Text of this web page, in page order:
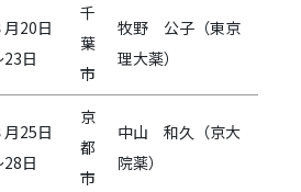
月20日
23日
千
葉
市
牧野 公子（東京
理大薬）
月25日
28日
京
都
市
中山 和久（京大
院薬）